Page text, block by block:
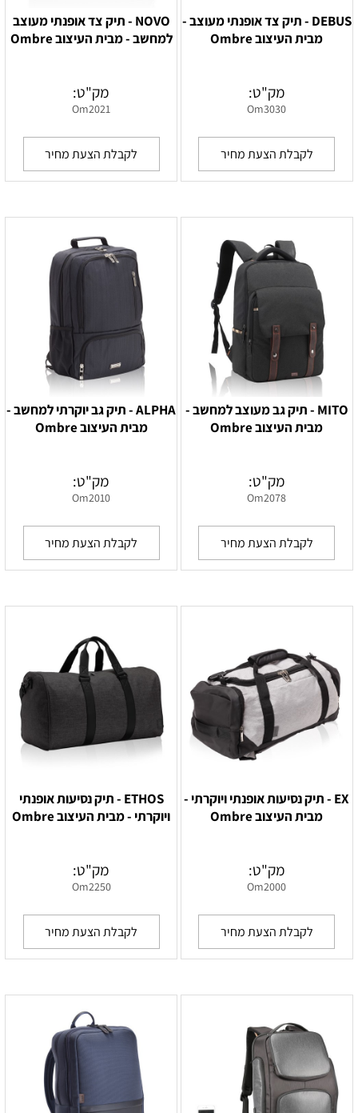
DEBUS - תיק צד אופנתי מעוצב -
מבית העיצוב Ombre
מק"ט:
Om3030
לקבלת הצעת מחיר
NOVO - תיק צד אופנתי מעוצב
למחשב - מבית העיצוב Ombre
מק"ט:
Om2021
לקבלת הצעת מחיר
MITO - תיק גב מעוצב למחשב -
מבית העיצוב Ombre
מק"ט:
Om2078
לקבלת הצעת מחיר
ALPHA - תיק גב יוקרתי למחשב -
מבית העיצוב Ombre
מק"ט:
Om2010
לקבלת הצעת מחיר
EX - תיק נסיעות אופנתי ויוקרתי -
מבית העיצוב Ombre
מק"ט:
Om2000
לקבלת הצעת מחיר
ETHOS - תיק נסיעות אופנתי
ויוקרתי - מבית העיצוב Ombre
מק"ט:
Om2250
לקבלת הצעת מחיר